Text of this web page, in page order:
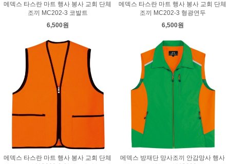
메덱스 타스란 마트 행사 봉사 교회 단체
조끼 MC202-3 코발트
6,500원
메덱스 타스란 마트 행사 봉사 교회 단체
조끼 MC202-3 형광연두
6,500원
메덱스 타스란 마트 행사 봉사 교회 단체
메덱스 방재단 망사조끼 안감망사 행사